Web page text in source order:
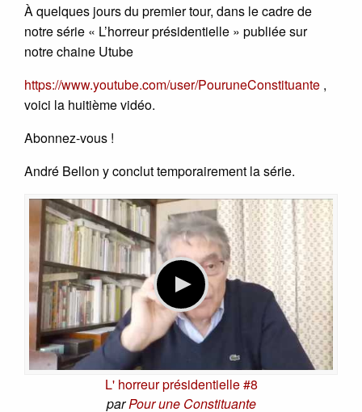
À quelques jours du premier tour, dans le cadre de
notre série « L’horreur présidentielle » publiée sur
notre chaine Utube
https://www.youtube.com/user/PouruneConstituante ,
voici la huitième vidéo.
Abonnez-vous !
André Bellon y conclut temporairement la série.
L' horreur présidentielle #8
parPour une Constituante